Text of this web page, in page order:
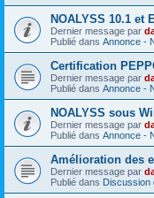
NOALYSS 10.1 et
Dernier message par
Publié dans Annonce -
Certification
Dernier message par
Publié dans Annonce -
NOALYSS sous
Dernier message par
Publié dans Annonce -
Amélioration des
Dernier message par
Publié dans Discussion